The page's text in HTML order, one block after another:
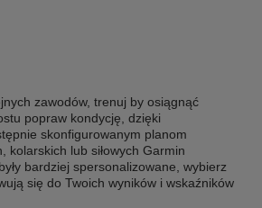
zawodów, trenuj by osiągnąć
popraw kondycję, dzięki
skonfigurowanym planom
kolarskich lub siłowych Garmin
bardziej spersonalizowane, wybierz
się do Twoich wyników i wskaźników